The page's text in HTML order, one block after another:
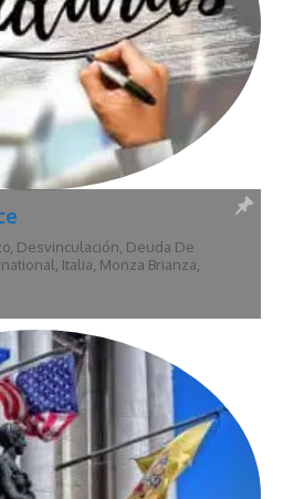
, Desvinculación, Deuda De
, Italia, Monza Brianza,